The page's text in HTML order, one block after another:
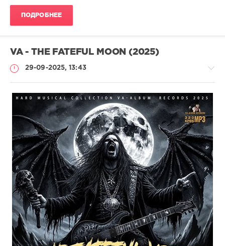
ПОДРОБНЕЕ
VA - THE FATEFUL MOON (2025)
29-09-2025, 13:43
Музыка
drakon-
55
118
0
Metal
Death,
Black
Heavy,
Trash